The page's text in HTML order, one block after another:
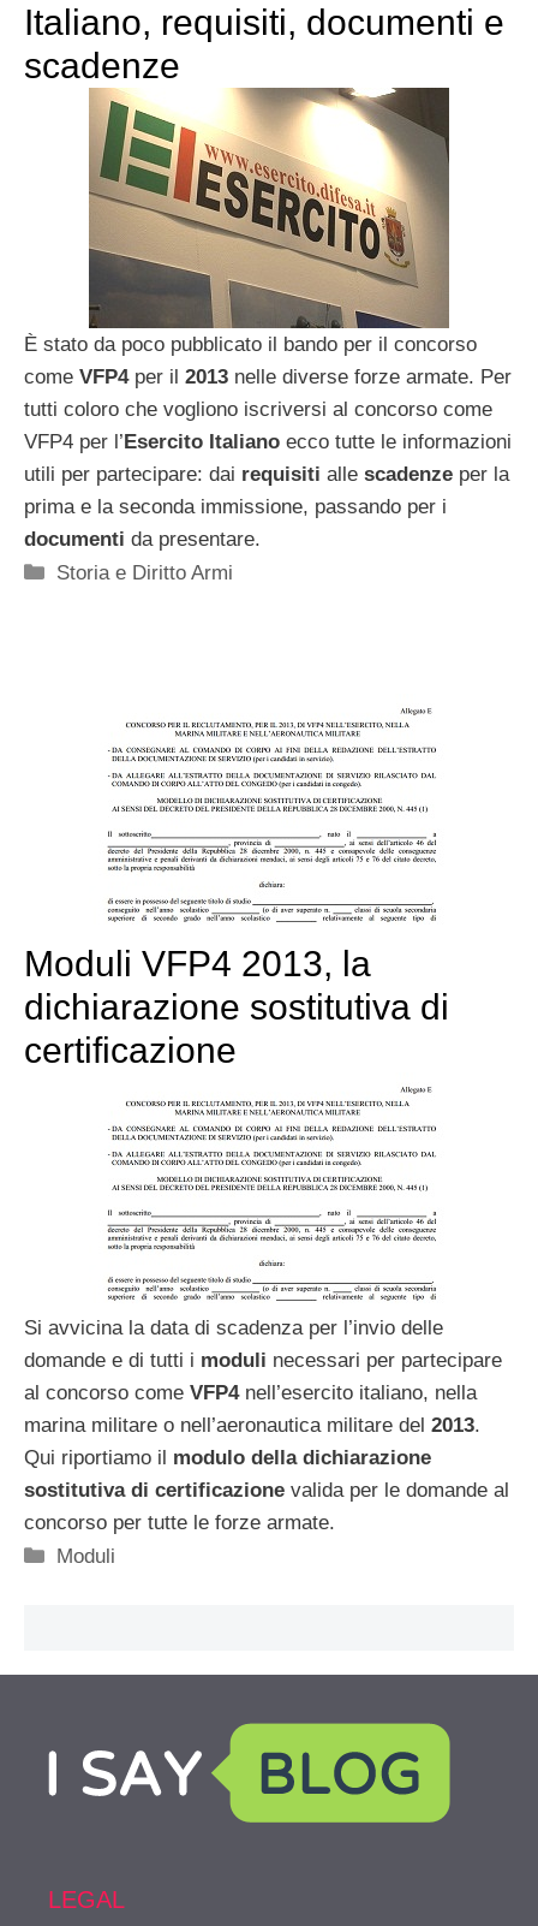
Italiano, requisiti, documenti e
scadenze
È stato da poco pubblicato il bando per il concorso
come VFP4per il 2013 nelle diverse forze armate. Per
tutti coloro che vogliono iscriversi al concorso come
VFP4 per l’Esercito Italiano ecco tutte le informazioni
utili per partecipare: dai requisiti alle scadenze per la
prima e la seconda immissione, passando per i
documenti da presentare.
Categorie
Storia e Diritto Armi
Moduli VFP4 2013, la
dichiarazione sostitutiva di
certificazione
Si avvicina la data di scadenza per l’invio delle
domande e di tutti i moduli necessari per partecipare
al concorso come VFP4nell’esercito italiano, nella
marina militare o nell’aeronautica militare del 2013.
Qui riportiamo il modulo della dichiarazione
sostitutiva di certificazione valida per le domande al
concorso per tutte le forze armate.
Categorie
Moduli
LEGAL